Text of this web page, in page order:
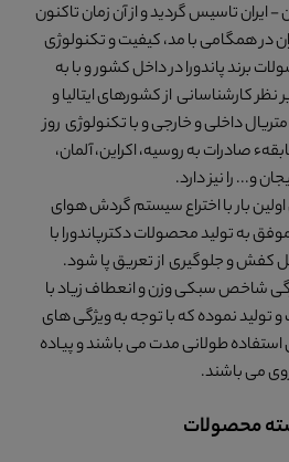
1375 در تهران - ایران تاسیس گردید و از آن زمان تاکنون
در همگامی با مد، کیفیت و تکنولوژی
برند پاندورا در داخل کشور و با به
کارشناسانی از کشورهای ایتالیا و
داخلی و خارجی و با تکنولوژی روز
صادرات به روسیه، اکراین، آلمان،
و... را نیز دارد.
بار با اختراع سیستم گردش هوای
به تولید محصولات دکترپاندورا با
کفش و جلوگیری از تعریق پا شود.
شاخص سبکی وزن و انعطاف زیاد با
نموده که با توجه به ویژگی های
طولانی مدت می باشند و پیاده
می باشند.
محصولات